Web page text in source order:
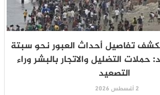
تكشف تفاصيل أحداث العبور نحو سبتة
حملات التضليل والاتجار بالبشر وراء
التصعيد
2 أغسطس 2026